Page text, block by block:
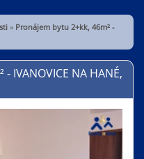
» Pronájem bytu 2+kk, 46m² -
- IVANOVICE NA HANÉ,